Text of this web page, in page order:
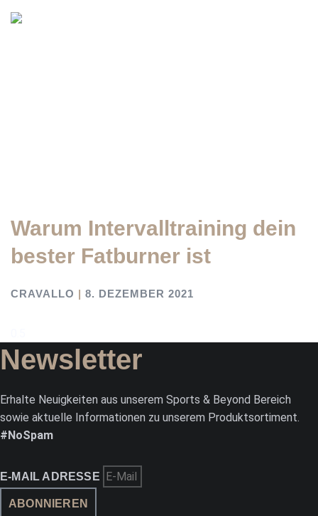
Warum Intervalltraining dein
bester Fatburner ist
CRAVALLO 8. DEZEMBER 2021
Newsletter
Erhalte Neuigkeiten aus unserem Sports & Beyond Bereich
sowie aktuelle Informationen zu unserem Produktsortiment.
#NoSpam
E-MAIL ADRESSE
ABONNIEREN